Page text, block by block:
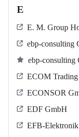
E
E. M. Group
ebp-consulting
ebp-consulting
ECOM
ECONSOR
EDF GmbH
EFB-